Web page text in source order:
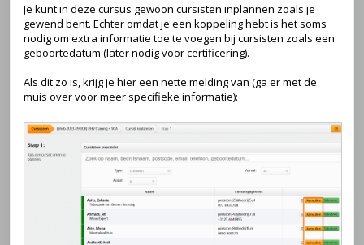
Je kunt in deze cursus gewoon cursisten inplannen zoals je
gewend bent. Echter omdat je een koppeling hebt is het soms
nodig om extra informatie toe te voegen bij cursisten zoals een
geboortedatum (later nodig voor certificering).
Als dit zo is, krijg je hier een nette melding van (ga er met de
muis over voor meer specifieke informatie):